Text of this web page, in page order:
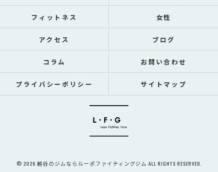
フィットネス 女性
アクセス ブログ
コラム お問い合わせ
プライバシーポリシー サイトマップ
© 2026 越谷のジムならルーポファイティングジム ALL RIGHTS RESERVED.